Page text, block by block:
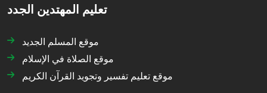
تعليم المهتدين الجدد
موقع المسلم الجديد
موقع الصلاة في الإسلام
موقع تعليم تفسير وتجويد القرآن الكريم